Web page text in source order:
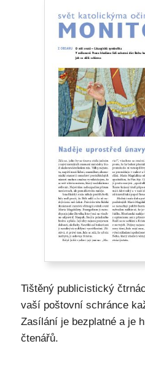
Tištěný publicistický
vaší poštovní schránce
Zasílání je bezplatné a je
čtenářů.